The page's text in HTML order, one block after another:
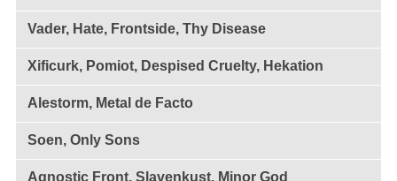
Vader, Hate, Frontside, Thy Disease
Xificurk, Pomiot, Despised Cruelty, Hekation
Alestorm, Metal de Facto
Soen, Only Sons
Agnostic Front, Slavenkust, Minor God